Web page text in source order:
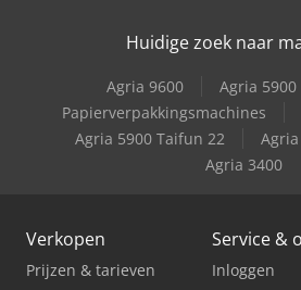
Huidige zoek naar
Agria 9600
Agria 5900
Papierverpakkingsmachines
Agria 5900 Taifun 22
Agria 3400
Verkopen
Prijzen & tarieven
Service &
Inloggen